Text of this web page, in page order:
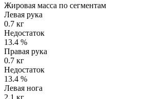
Жировая масса по сегментам
Левая рука
0.7 кг
Недостаток
13.4 %
Правая рука
0.7 кг
Недостаток
13.4 %
Левая нога
2.1 кг